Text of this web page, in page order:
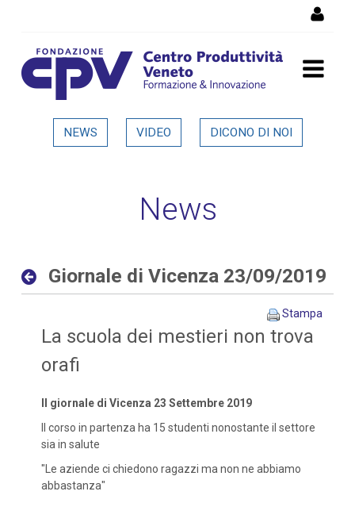
Giornale di Vicenza
NEWS VIDEO DICONO DI NOI
News
Giornale di Vicenza 23/09/2019
Stampa
La scuola dei mestieri non trova
orafi
Il giornale di Vicenza 23 Settembre 2019
Il corso in partenza ha 15 studenti nonostante il settore
sia in salute
"Le aziende ci chiedono ragazzi ma non ne abbiamo
abbastanza"